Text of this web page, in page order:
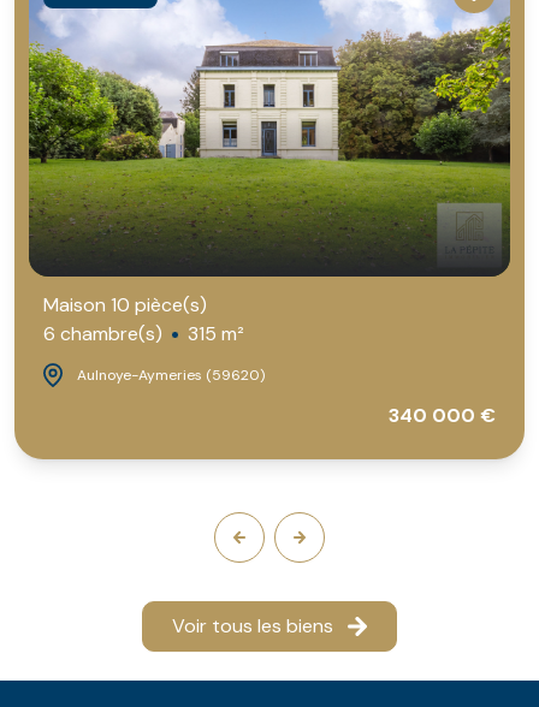
Maison 10 pièce(s)
6 chambre(s)
315 m²
Aulnoye-Aymeries (59620)
340 000 €
Voir tous les biens